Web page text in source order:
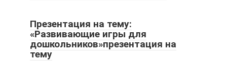
Презентация на тему:
«Развивающие игры для
дошкольников»презентация на
тему